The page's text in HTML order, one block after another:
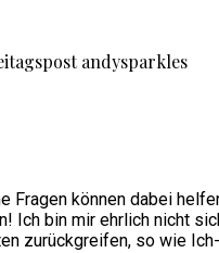
Fragen können dabei
Ich bin mir ehrlich nicht
zurückgreifen, so wie